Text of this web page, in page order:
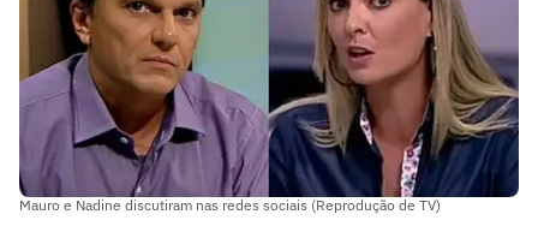
Mauro e Nadine discutiram nas redes sociais (Reprodução de TV)